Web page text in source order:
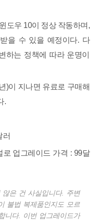
도우 10이 정상 작동하며,
을 수 있을 예정이다. 다
하는 정책에 따라 운명이
)이 지나면 유료로 구매해
.
러
업그레이드 가격 : 99달
은 건 사실입니다. 주변
불법 복제품인지도 모르
니다. 이번 업그레이드가